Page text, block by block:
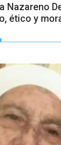
Nazareno
ético y